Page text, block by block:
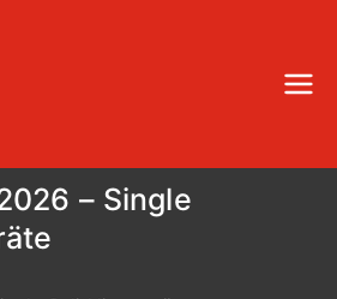
– Single